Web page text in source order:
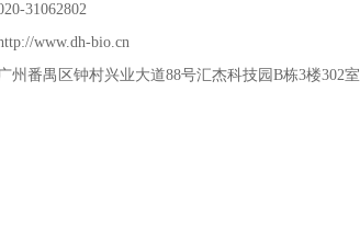
31062802
www.dh-bio.cn
州番禺区钟村兴业大道88号汇杰科技园B栋3楼302室